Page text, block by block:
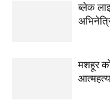
ब्लेक
मशहूर